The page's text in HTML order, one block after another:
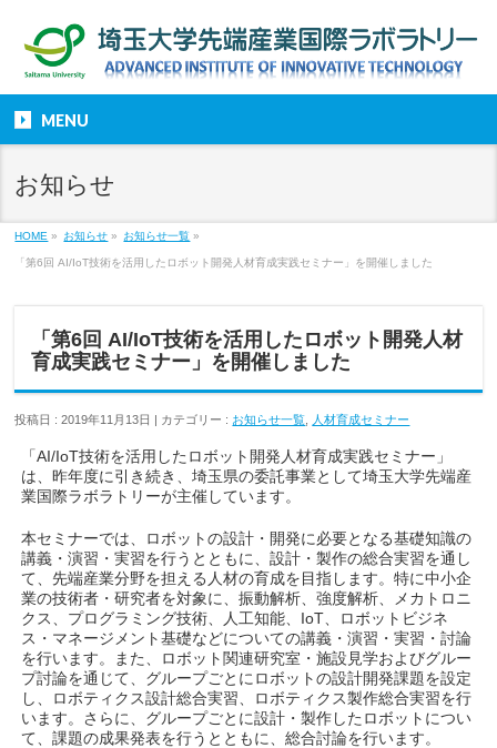
MENU
お知らせ
HOME » お知らせ » お知らせ一覧 »
「第6回 AI/IoT技術を活用したロボット開発人材育成実践セミナー」を開催しました
「第6回 AI/IoT技術を活用したロボット開発人材
育成実践セミナー」を開催しました
投稿日 : 2019年11月13日 | カテゴリー : お知らせ一覧 人材育成セミナー
「AI/IoT技術を活用したロボット開発人材育成実践セミナー」
は、昨年度に引き続き、埼玉県の委託事業として埼玉大学先端産
業国際ラボラトリーが主催しています。
本セミナーでは、ロボットの設計・開発に必要となる基礎知識の
講義・演習・実習を行うとともに、設計・製作の総合実習を通し
て、先端産業分野を担える人材の育成を目指します。特に中小企
業の技術者・研究者を対象に、振動解析、強度解析、メカトロニ
クス、プログラミング技術、人工知能、IoT、ロボットビジネ
ス・マネージメント基礎などについての講義・演習・実習・討論
を行います。また、ロボット関連研究室・施設見学およびグルー
プ討論を通じて、グループごとにロボットの設計開発課題を設定
し、ロボティクス設計総合実習、ロボティクス製作総合実習を行
います。さらに、グループごとに設計・製作したロボットについ
て、課題の成果発表を行うとともに、総合討論を行います。